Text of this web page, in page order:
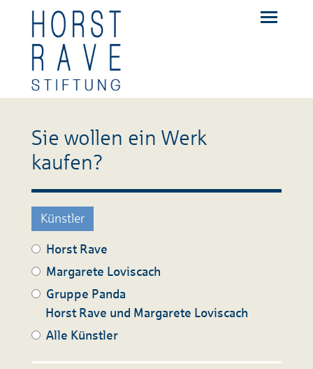
Sie wollen ein Werk
kaufen?
Künstler
Horst Rave
Margarete Loviscach
Gruppe Panda
Horst Rave und Margarete Loviscach
Alle Künstler